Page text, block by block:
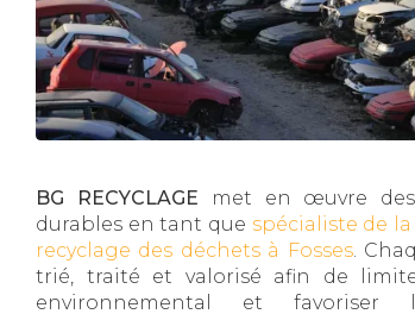
BG RECYCLAGE met en œuvre
durables en tant que spécialiste de
recyclage des déchets à Fosses.
trié, traité et valorisé afin de
environnemental et favoriser